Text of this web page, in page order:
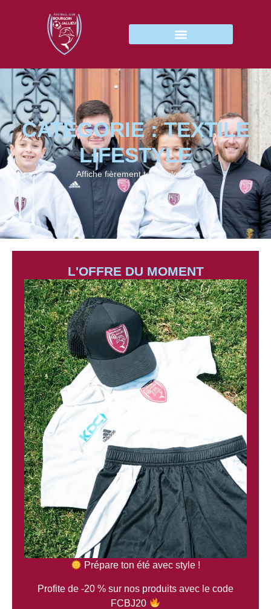
CATÉGORIE : TEXTILE
LIFESTYLE
Affiche fièrement tes couleurs !
L'OFFRE DU MOMENT
Prépare ton été avec style !
Profite de -20 % sur nos produits avec le code
FCBJ20